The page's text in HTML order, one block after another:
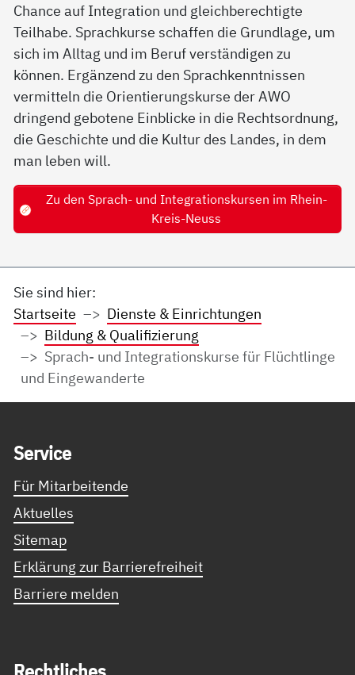
Chance auf Integration und gleichberechtigte
Teilhabe. Sprachkurse schaffen die Grundlage, um
sich im Alltag und im Beruf verständigen zu
können. Ergänzend zu den Sprachkenntnissen
vermitteln die Orientierungskurse der AWO
dringend gebotene Einblicke in die Rechtsordnung,
die Geschichte und die Kultur des Landes, in dem
man leben will.
Zu den Sprach- und Integrationskursen im Rhein-
Kreis-Neuss
Sie sind hier:
Startseite
Dienste & Einrichtungen
Bildung & Qualifizierung
Sprach- und Integrationskurse für Flüchtlinge
und Eingewanderte
Ser­vice
Für Mitarbeitende
Aktuelles
Sitemap
Erklärung zur Barrierefreiheit
Barriere melden